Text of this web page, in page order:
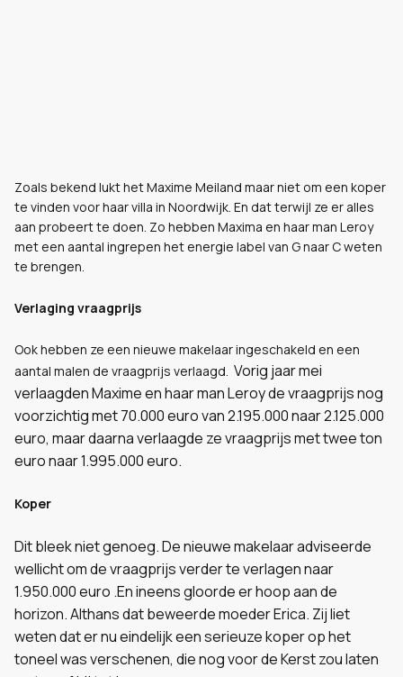
Zoals bekend lukt het Maxime Meiland maar niet om een koper
te vinden voor haar villa in Noordwijk. En dat terwijl ze er alles
aan probeert te doen. Zo hebben Maxima en haar man Leroy
met een aantal ingrepen het energie label van G naar C weten
te brengen.
Verlaging vraagprijs
Ook hebben ze een nieuwe makelaar ingeschakeld en een
aantal malen de vraagprijs verlaagd. Vorig jaar mei
verlaagden Maxime en haar man Leroy de vraagprijs nog
voorzichtig met 70.000 euro van 2.195.000 naar 2.125.000
euro, maar daarna verlaagde ze vraagprijs met twee ton
euro naar 1.995.000 euro.
Koper
Dit bleek niet genoeg. De nieuwe makelaar adviseerde
wellicht om de vraagprijs verder te verlagen naar
1.950.000 euro .En ineens gloorde er hoop aan de
horizon. Althans dat beweerde moeder Erica. Zij liet
weten dat er nu eindelijk een serieuze koper op het
toneel was verschenen, die nog voor de Kerst zou laten